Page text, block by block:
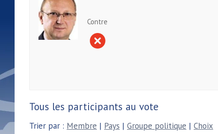
Contre
Tous les participants au vote
Trier par : Membre | Pays | Groupe politique | Choix